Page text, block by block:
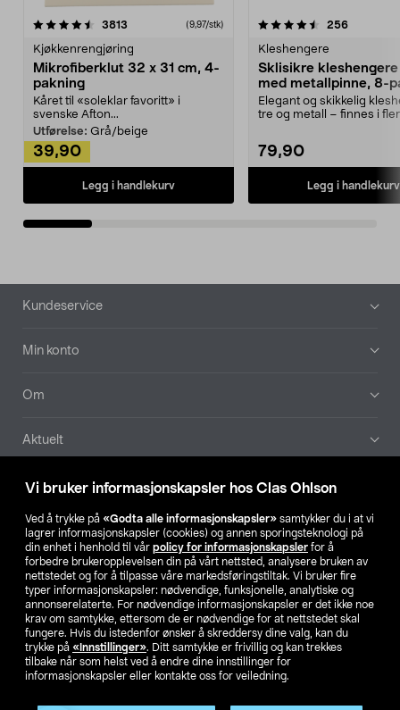
Vi bruker informasjonskapsler hos Clas Ohlson
Ved å trykke på «Godta alle informasjonskapsler» samtykker du i at vi
lagrer informasjonskapsler (cookies) og annen sporingsteknologi på
din enhet i henhold til vår policy for informasjonskapsler for å
forbedre brukeropplevelsen din på vårt nettsted, analysere bruken av
nettstedet og for å tilpasse våre markedsføringstiltak. Vi bruker fire
typer informasjonskapsler: nødvendige, funksjonelle, analytiske og
annonserelaterte. For nødvendige informasjonskapsler er det ikke noe
krav om samtykke, ettersom de er nødvendige for at nettstedet skal
fungere. Hvis du istedenfor ønsker å skreddersy dine valg, kan du
trykke på «Innstillinger». Ditt samtykke er frivillig og kan trekkes
tilbake når som helst ved å endre dine innstillinger for
informasjonskapsler eller kontakte oss for veiledning.
3813 anmeldelser(9,97/stk)
Kjøkkenrengjøring
Mikrofiberklut 32 x 31 cm, 4-
pakning
Kåret til «soleklar favoritt» i
svenske Afton...
Utførelse: Grå/beige
39,90
Legg i handlekurv
4.5av 5 stjerner 256
Kleshengere
Sklisikre
med metallpinne, 8-
Elegant og skikkelig
tre og metall – finnes i
79,90
Legg i handlekurv
4.5av 5 stjerner
Bunntekst
Kundeservice
Min konto
Om
Aktuelt
Våre selskaper
Finn din butikk
SE NO FI